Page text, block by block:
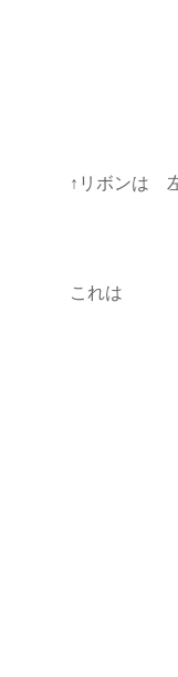
↑リボンは
これは